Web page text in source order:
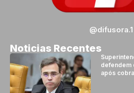
@difusora.1
Noticias Recentes
defendem
após